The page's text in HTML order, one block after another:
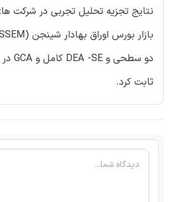
نتایج تجزیه تحلیل تجربی در شرکت
ثابت کرد.